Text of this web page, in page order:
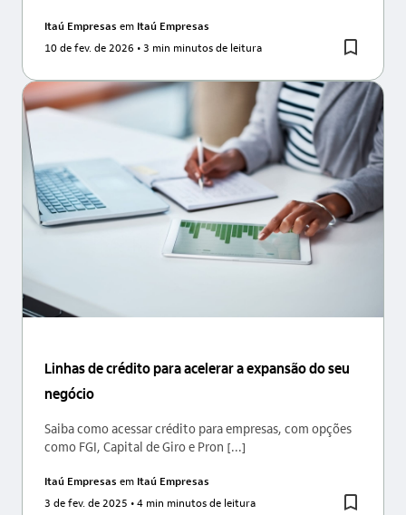
Itaú Empresas em Itaú Empresas
10 de fev. de 2026 • 3 min minutos de leitura
Linhas de crédito para acelerar a expansão do seu
negócio
Saiba como acessar crédito para empresas, com opções
como FGI, Capital de Giro e Pron [...]
Itaú Empresas em Itaú Empresas
3 de fev. de 2025 • 4 min minutos de leitura